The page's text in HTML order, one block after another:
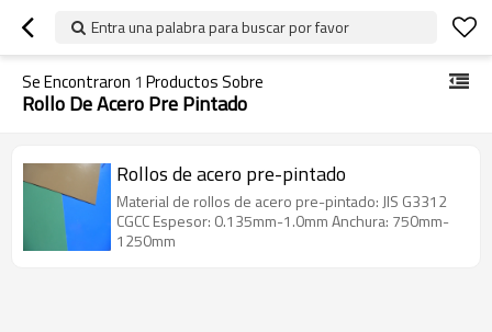
Entra una palabra para buscar por favor
Se Encontraron 1 Productos Sobre
Rollo De Acero Pre Pintado
Rollos de acero pre-pintado
Material de rollos de acero pre-pintado: JIS G3312
CGCC Espesor: 0.135mm-1.0mm Anchura: 750mm-
1250mm